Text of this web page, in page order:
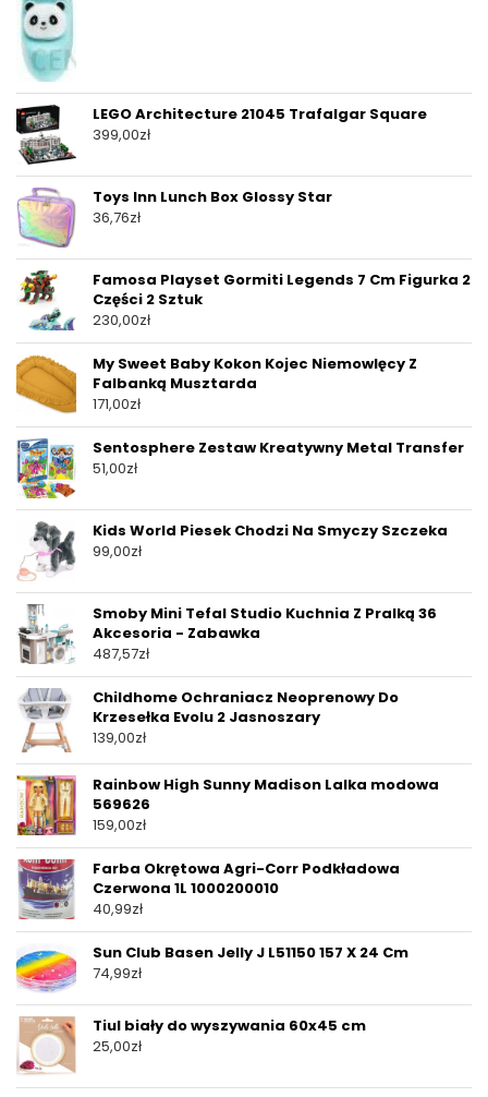
LEGO Architecture 21045 Trafalgar Square
399,00zł
Toys Inn Lunch Box Glossy Star
36,76zł
Famosa Playset Gormiti Legends 7 Cm Figurka 2
Części 2 Sztuk
230,00zł
My Sweet Baby Kokon Kojec Niemowlęcy Z
Falbanką Musztarda
171,00zł
Sentosphere Zestaw Kreatywny Metal Transfer
51,00zł
Kids World Piesek Chodzi Na Smyczy Szczeka
99,00zł
Smoby Mini Tefal Studio Kuchnia Z Pralką 36
Akcesoria - Zabawka
487,57zł
Childhome Ochraniacz Neoprenowy Do
Krzesełka Evolu 2 Jasnoszary
139,00zł
Rainbow High Sunny Madison Lalka modowa
569626
159,00zł
Farba Okrętowa Agri-Corr Podkładowa
Czerwona 1L 1000200010
40,99zł
Sun Club Basen Jelly J L51150 157 X 24 Cm
74,99zł
Tiul biały do wyszywania 60x45 cm
25,00zł